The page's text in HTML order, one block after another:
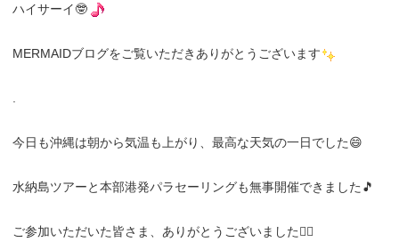
ハイサーイ🤓
MERMAIDブログをご覧いただきありがとうございます
今日も沖縄は朝から気温も上がり、最高な天気の一日でした😄
水納島ツアーと本部港発パラセーリングも無事開催できました🎵
ご参加いただいた皆さま、ありがとうございました🙂‍↕️